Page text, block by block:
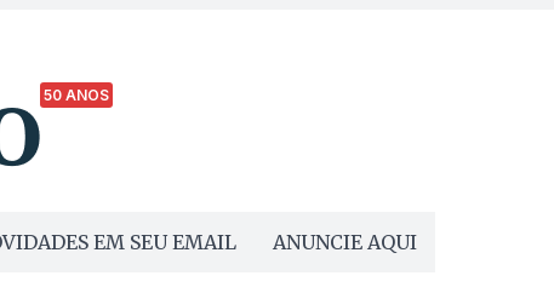
50 ANOS
EM SEU EMAIL ANUNCIE AQUI